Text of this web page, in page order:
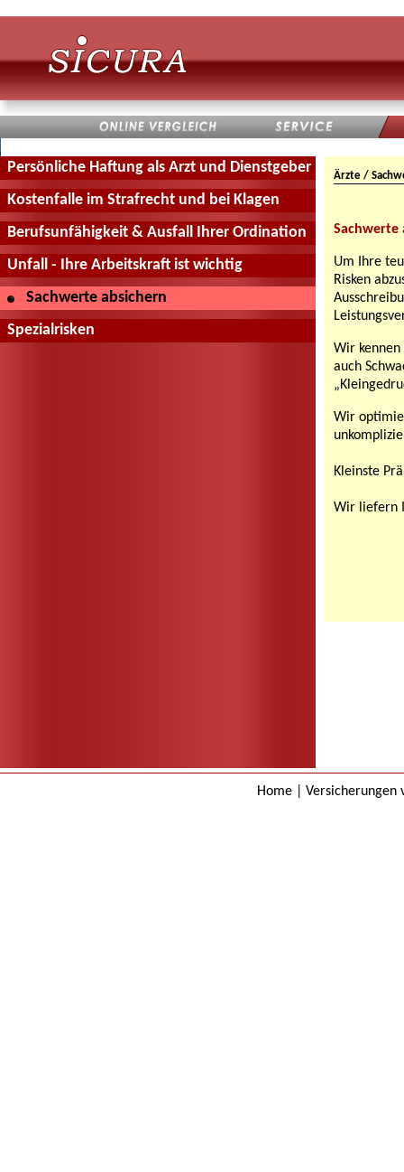
Persönliche Haftung als Arzt und Dienstgeber
Kostenfalle im Strafrecht und bei Klagen
Berufsunfähigkeit & Ausfall Ihrer Ordination
Unfall - Ihre Arbeitskraft ist wichtig
Sachwerte absichern
Spezialrisken
Ärzte /
Sachwerte
Um Ihre
Risken
Wir kennen
auch
Wir
Kleinste
Wir liefern
Home| Versicherungen